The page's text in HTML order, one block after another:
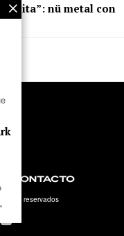
“Tita”: nü metal con
CONTACTO
reservados